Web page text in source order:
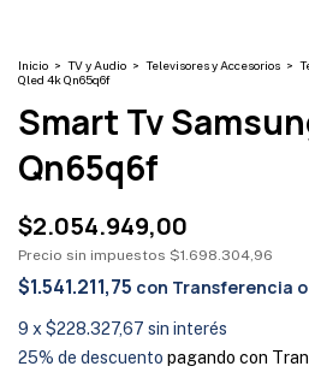
Inicio > TV y Audio > Televisores y Accesorios >
Qled 4k Qn65q6f
Smart Tv
Qn65q6f
$2.054.949,00
Precio sin impuestos $1.698.304,96
$1.541.211,75 con Transferencia
9 x $228.327,67 sin interés
25% de descuento pagando con